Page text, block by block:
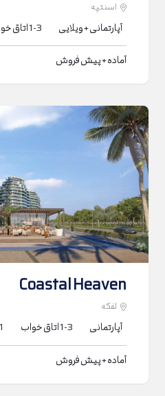
اسنتپه
آپارتمانی + ویلایی 1-3اتاق
آماده + پیش فروش
Coastal Heaven
لفکه
آپارتمانی 1-3اتاق خواب 1
آماده + پیش فروش